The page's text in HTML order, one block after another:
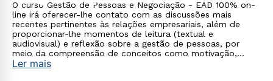
O curso Gestão de Pessoas e Negociação - EAD 100% on-
line irá oferecer-lhe contato com as discussões mais
recentes pertinentes às relações empresariais, além de
proporcionar-lhe momentos de leitura (textual e
audiovisual) e reflexão sobre a gestão de pessoas, por
meio da compreensão de conceitos como motivação,
liderança, trabalho em equipe, recrutamento, seleção,
Ler mais